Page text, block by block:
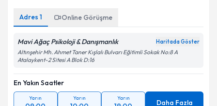
Adres 1 Online Görüşme
Mavi Ağaç Psikoloji & Danışmanlık Haritada Göster
Altınşehir Mh. Ahmet Taner Kışlalı Bulvarı Eğitimli Sokak No:8 A
Atalaykent-2 Sitesi A Blok D:16
En Yakın Saatler
Yarın Yarın Yarın
Daha Fazla